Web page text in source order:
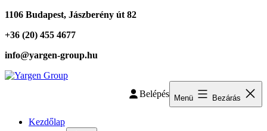
Ugrás
tartalomhoz
1106 Budapest, Jászberény út 82
+36 (20) 455 4677
info@yargen-group.hu
Belépés Menü Bezárás
Kezdőlap